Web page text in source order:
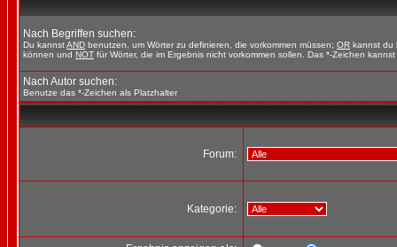
Nach Begriffen suchen:
Du kannstAND benutzen, um Wörter zu definieren, die vorkommen müssen; OR kannst du
können und NOT für Wörter, die im Ergebnis nicht vorkommen sollen. Das *-Zeichen
Nach Autor suchen:
Benutze das *-Zeichen als Platzhalter
Forum:
Kategorie: